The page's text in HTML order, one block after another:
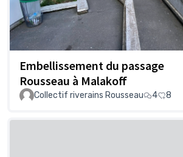
Embellissement du passage
Rousseau à Malakoff
Collectif riverains Rousseau 4 8